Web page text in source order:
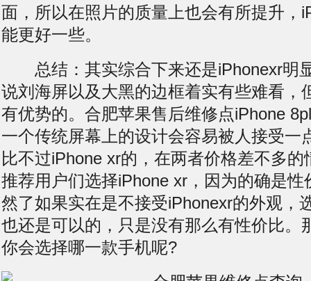
面，所以在照片的质量上也会有所提升，
能更好一些。
总结：其实综合下来还是iPhonexr明
说刘海屏以及大黑的边框着实有些难看，
有优势的。合肥苹果售后维修点iPhone
一个传统屏幕上的设计会容易被人接受一
比不过iPhone xr的，在两者价格差不多
推荐用户们选择iPhone xr，因为的确是性
然了如果实在是不接受iPhonexr的外观，
也还是可以的，只是没有那么有性价比。
你会选择哪一款手机呢?